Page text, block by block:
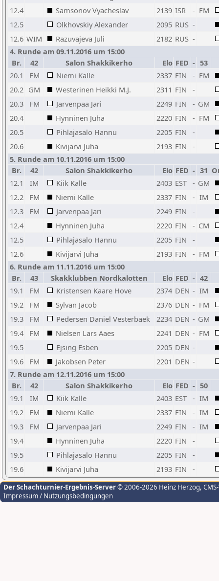
12.4
Samsonov Vyacheslav 2139 ISR - FM
12.5
Olkhovskiy Alexander 2095 RUS -
12.6 WIM Razuvajeva Juli 2182 RUS -
4. Runde am 09.11.2016 um 15:00
Br.
42 Salon Shakkikerho Elo FED - 53
20.1
FM Niemi Kalle 2337 FIN - FM
20.2 GM Westerinen Heikki M.J. 2311 FIN
-
20.3
FM Jarvenpaa Jari 2249 FIN - GM
20.4
Hynninen Juha 2220 FIN - FM
20.5
Pihlajasalo Hannu 2205 FIN
-
20.6
Kivijarvi Juha 2193 FIN
-
5. Runde am 10.11.2016 um 15:00
Br.
42 Salon Shakkikerho Elo FED - 31
12.1
IM Kiik Kalle 2403 EST - GM
12.2
FM Niemi Kalle 2337 FIN - IM
12.3
FM Jarvenpaa Jari 2249 FIN
-
12.4
Hynninen Juha 2220 FIN - CM
12.5
Pihlajasalo Hannu 2205 FIN
-
12.6
Kivijarvi Juha 2193 FIN - FM
6. Runde am 11.11.2016 um 15:00
Br.
43 Skakklubben Nordkalotten Elo FED - 42
19.1
FM Kristensen Kaare Hove 2374 DEN - IM
19.2
FM Sylvan Jacob 2376 DEN - FM
19.3
FM Pedersen Daniel Vesterbaek 2234 DEN - GM
19.4
FM Nielsen Lars Aaes 2241 DEN - FM
19.5
Ejsing Esben 2205 DEN -
19.6
FM Jakobsen Peter 2201 DEN -
7. Runde am 12.11.2016 um 15:00
Br.
42 Salon Shakkikerho Elo FED - 50
19.1
IM Kiik Kalle 2403 EST - IM
19.2
FM Niemi Kalle 2337 FIN - IM
19.3
FM Jarvenpaa Jari 2249 FIN - IM
19.4
Hynninen Juha 2220 FIN
-
19.5
Pihlajasalo Hannu 2205 FIN
-
19.6
Kivijarvi Juha 2193 FIN -
Der Schachturnier-Ergebnis-Server© 2006-2026 Heinz Herzog,
Impressum / Nutzungsbedingungen